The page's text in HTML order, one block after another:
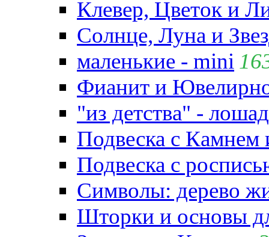
Клевер, Цветок и
Солнце, Луна и
маленькие - mini
Фианит и
"из детства" -
Подвеска с
Подвеска с
Символы: дерево
Шторки и основы